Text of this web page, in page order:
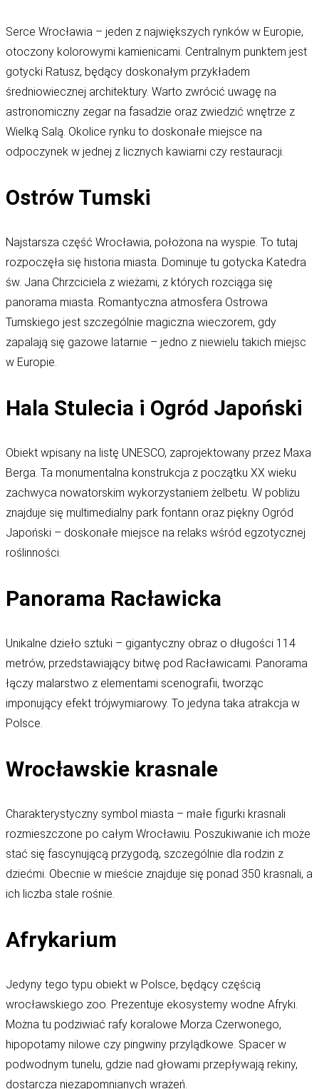
Serce Wrocławia – jeden z największych rynków w Europie,
otoczony kolorowymi kamienicami. Centralnym punktem jest
gotycki Ratusz, będący doskonałym przykładem
średniowiecznej architektury. Warto zwrócić uwagę na
astronomiczny zegar na fasadzie oraz zwiedzić wnętrze z
Wielką Salą. Okolice rynku to doskonałe miejsce na
odpoczynek w jednej z licznych kawiarni czy restauracji.
Ostrów Tumski
Najstarsza część Wrocławia, położona na wyspie. To tutaj
rozpoczęła się historia miasta. Dominuje tu gotycka Katedra
św. Jana Chrzciciela z wieżami, z których rozciąga się
panorama miasta. Romantyczna atmosfera Ostrowa
Tumskiego jest szczególnie magiczna wieczorem, gdy
zapalają się gazowe latarnie – jedno z niewielu takich miejsc
w Europie.
Hala Stulecia i Ogród Japoński
Obiekt wpisany na listę UNESCO, zaprojektowany przez Maxa
Berga. Ta monumentalna konstrukcja z początku XX wieku
zachwyca nowatorskim wykorzystaniem żelbetu. W pobliżu
znajduje się multimedialny park fontann oraz piękny Ogród
Japoński – doskonałe miejsce na relaks wśród egzotycznej
roślinności.
Panorama Racławicka
Unikalne dzieło sztuki – gigantyczny obraz o długości 114
metrów, przedstawiający bitwę pod Racławicami. Panorama
łączy malarstwo z elementami scenografii, tworząc
imponujący efekt trójwymiarowy. To jedyna taka atrakcja w
Polsce.
Wrocławskie krasnale
Charakterystyczny symbol miasta – małe figurki krasnali
rozmieszczone po całym Wrocławiu. Poszukiwanie ich może
stać się fascynującą przygodą, szczególnie dla rodzin z
dziećmi. Obecnie w mieście znajduje się ponad 350 krasnali, a
ich liczba stale rośnie.
Afrykarium
Jedyny tego typu obiekt w Polsce, będący częścią
wrocławskiego zoo. Prezentuje ekosystemy wodne Afryki.
Można tu podziwiać rafy koralowe Morza Czerwonego,
hipopotamy nilowe czy pingwiny przylądkowe. Spacer w
podwodnym tunelu, gdzie nad głowami przepływają rekiny,
dostarcza niezapomnianych wrażeń.